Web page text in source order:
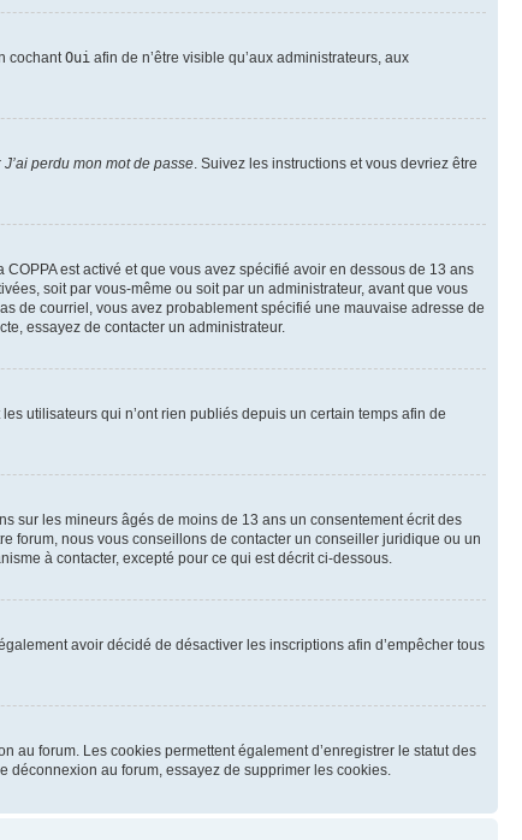
cochantOui afin de n’être visible qu’aux administrateurs, aux
J’ai perdu mon mot de passe. Suivez les instructions et vous devriez être
est activé et que vous avez spécifié avoir en dessous de 13 ans
soit par vous-même ou soit par un administrateur, avant que vous
de courriel, vous avez probablement spécifié une mauvaise adresse de
essayez de contacter un administrateur.
utilisateurs qui n’ont rien publiés depuis un certain temps afin de
sur les mineurs âgés de moins de 13 ans un consentement écrit des
forum, nous vous conseillons de contacter un conseiller juridique ou un
à contacter, excepté pour ce qui est décrit ci-dessous.
avoir décidé de désactiver les inscriptions afin d’empêcher tous
au forum. Les cookies permettent également d’enregistrer le statut des
déconnexion au forum, essayez de supprimer les cookies.